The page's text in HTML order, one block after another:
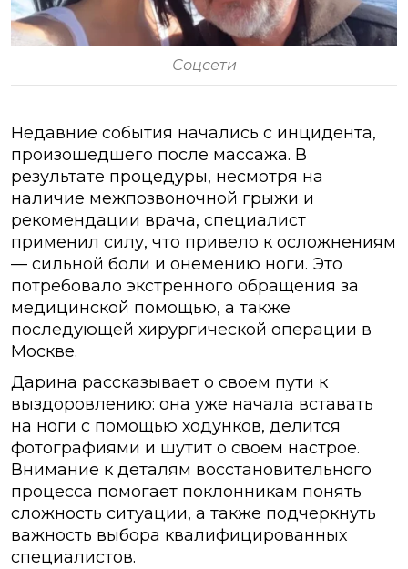
Соцсети
Недавние события начались с инцидента,
произошедшего после массажа. В
результате процедуры, несмотря на
наличие межпозвоночной грыжи и
рекомендации врача, специалист
применил силу, что привело к осложнениям
— сильной боли и онемению ноги. Это
потребовало экстренного обращения за
медицинской помощью, а также
последующей хирургической операции в
Москве.
Дарина рассказывает о своем пути к
выздоровлению: она уже начала вставать
на ноги с помощью ходунков, делится
фотографиями и шутит о своем настрое.
Внимание к деталям восстановительного
процесса помогает поклонникам понять
сложность ситуации, а также подчеркнуть
важность выбора квалифицированных
специалистов.